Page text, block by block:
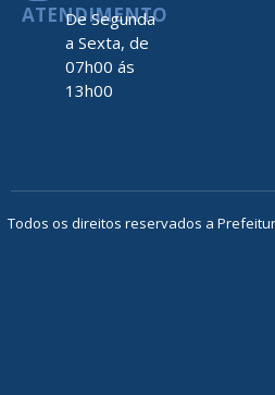
ATENDIMENTO
De Segunda
a Sexta, de
07h00 ás
13h00
Todos os direitos reservados a